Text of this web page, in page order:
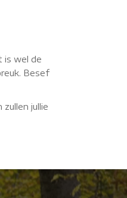
is wel de
Besef
jullie